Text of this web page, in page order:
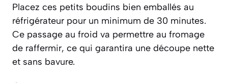
Placez ces petits boudins bien emballés au
réfrigérateur pour un minimum de 30 minutes.
Ce passage au froid va permettre au fromage
de raffermir, ce qui garantira une découpe nette
et sans bavure.